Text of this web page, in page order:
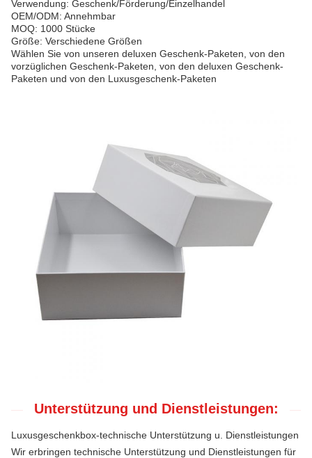
Verwendung: Geschenk/Förderung/Einzelhandel
OEM/ODM: Annehmbar
MOQ: 1000 Stücke
Größe: Verschiedene Größen
Wählen Sie von unseren deluxen Geschenk-Paketen, von den
vorzüglichen Geschenk-Paketen, von den deluxen Geschenk-
Paketen und von den Luxusgeschenk-Paketen
Unterstützung und Dienstleistungen:
Luxusgeschenkbox-technische Unterstützung u. Dienstleistungen
Wir erbringen technische Unterstützung und Dienstleistungen für